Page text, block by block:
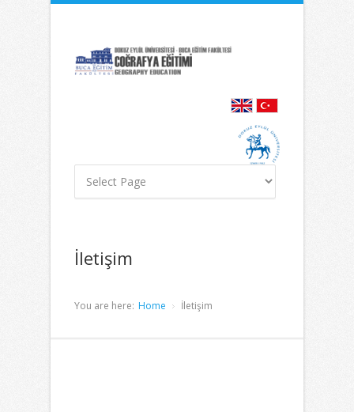
Navigasyona
İletişim
You are here: Home İletişim